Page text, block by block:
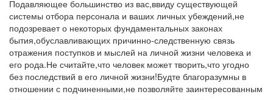
Подавляющее большинство из вас,ввиду существующей
системы отбора персонала и ваших личных убеждений,не
подозревает о некоторых фундаментальных законах
бытия,обуславливающих причинно-следственную связь
отражения поступков и мыслей на личной жизни человека и
его рода.Не считайте,что человек может творить,что угодно
без последствий в его личной жизни!Будте благоразумны в
отношении с подчиненными,не позволяйте заинтересованным